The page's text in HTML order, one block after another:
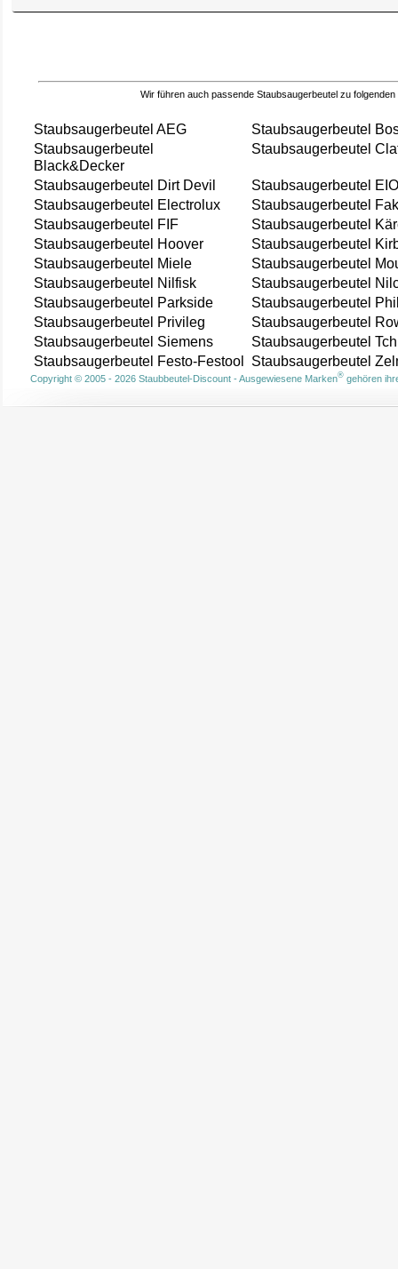
Wir führen auch passende Staubsaugerbeutel zu folgenden
Staubsaugerbeutel AEG
Staubsaugerbeutel
Staubsaugerbeutel
Black&Decker
Staubsaugerbeutel
Staubsaugerbeutel Dirt Devil
Staubsaugerbeutel
Staubsaugerbeutel Electrolux
Staubsaugerbeutel
Staubsaugerbeutel FIF
Staubsaugerbeutel
Staubsaugerbeutel Hoover
Staubsaugerbeutel
Staubsaugerbeutel Miele
Staubsaugerbeutel
Staubsaugerbeutel Nilfisk
Staubsaugerbeutel
Staubsaugerbeutel Parkside
Staubsaugerbeutel
Staubsaugerbeutel Privileg
Staubsaugerbeutel
Staubsaugerbeutel Siemens
Staubsaugerbeutel
Staubsaugerbeutel Festo-Festool
Staubsaugerbeutel
Copyright © 2005 - 2026 Staubbeutel-Discount - Ausgewiesene Marken®gehören